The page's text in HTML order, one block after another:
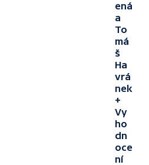
ená
a
To
má
š
Ha
vrá
nek
+
Vy
ho
dn
oce
ní